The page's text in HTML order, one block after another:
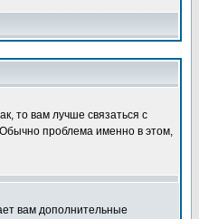
то вам лучше связаться с
проблема именно в этом,
вам дополнительные